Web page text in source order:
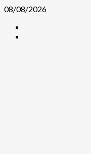
Skip
content
08/08/2026